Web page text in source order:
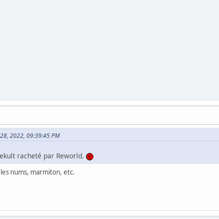
2022, 09:39:45 PM
racheté par Reworld.
nums, marmiton, etc.